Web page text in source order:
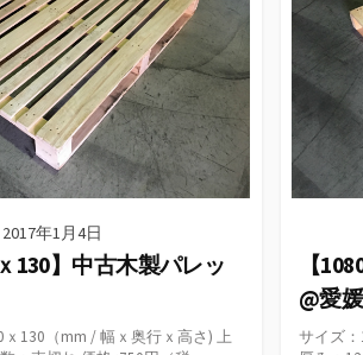
2017年1月4日
130】中古木製パレッ
130（mm / 幅ｘ奥行ｘ高さ) 上
【
@愛
サイズ